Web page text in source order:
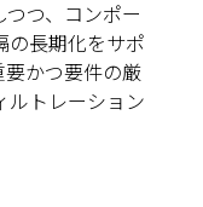
つ、コンポー
の長期化をサポ
かつ要件の厳
ルトレーション